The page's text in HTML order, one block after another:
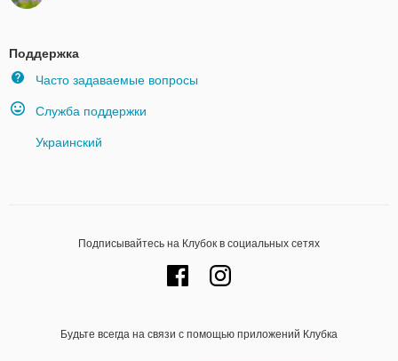
Поддержка
Часто задаваемые вопросы
Служба поддержки
Украинский
Подписывайтесь на Клубок в социальных сетях
Будьте всегда на связи с помощью приложений Клубка